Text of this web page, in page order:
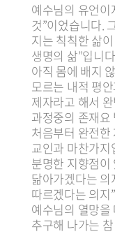
예수님의 유언이
것”이었습니다.
지는 칙칙한 삶
생명의 삶”입니
아직 몸에 배지
모르는 내적 평
제자라고 해서
과정중의 존재
처음부터 완전
교인과 마찬가
분명한 지향점이
닮아가겠다는 의
따르겠다는 의지
예수님의 열망을
추구해 나가는